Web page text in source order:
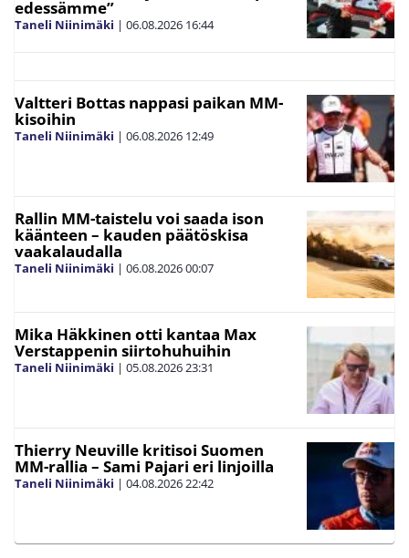
edessämme”
Taneli Niinimäki | 06.08.2026 16:44
Valtteri Bottas nappasi paikan MM-
kisoihin
Taneli Niinimäki | 06.08.2026 12:49
Rallin MM-taistelu voi saada ison
käänteen – kauden päätöskisa
vaakalaudalla
Taneli Niinimäki | 06.08.202600:07
Mika Häkkinen otti kantaa Max
Verstappenin siirtohuhuihin
Taneli Niinimäki | 05.08.202623:31
Thierry Neuville kritisoi Suomen
MM-rallia – Sami Pajari eri linjoilla
Taneli Niinimäki | 04.08.202622:42